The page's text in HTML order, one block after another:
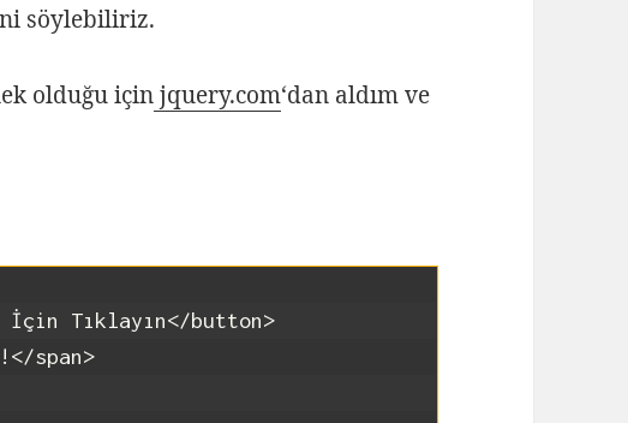
söylebiliriz.
olduğu içinjquery.com‘dan aldım ve
İçin Tıklayın</button>
</span>